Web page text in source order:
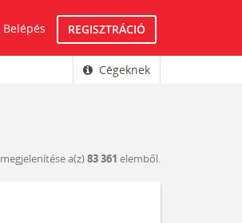
Belépés REGISZTRÁCIÓ
Cégeknek
megjelenítése a(z)83 361 elemből.